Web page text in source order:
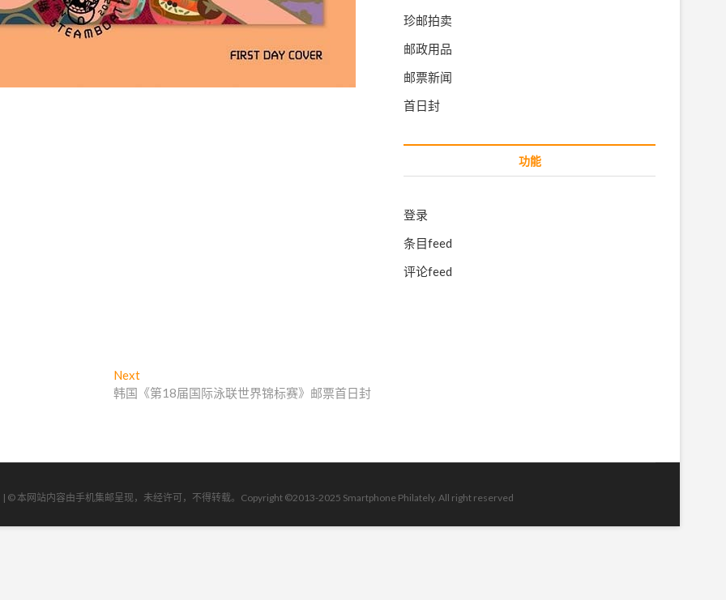
Next
e
o
t
韩国《第18届国际泳联世界锦标赛》邮票首日封
珍邮拍卖
邮政用品
邮票新闻
首日封
功能
登录
条目feed
评论feed
© 本网站内容由手机集邮呈现，未经许可，不得转载。Copyright ©2013-2025 Smartphone Philately. All right reserved